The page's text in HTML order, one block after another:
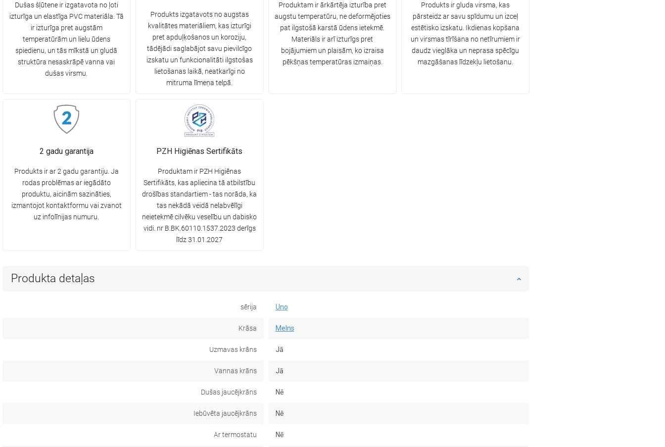
Dušas šļūtene ir izgatavota no ļoti
izturīga un elastīga PVC materiāla. Tā
ir izturīga pret augstām
temperatūrām un lielu ūdens
spiedienu, un tās mīkstā un gludā
struktūra nesaskrāpē vanna vai
dušas virsmu.
Produkts izgatavots no augstas
kvalitātes materiāliem, kas izturīgi
pret apduļķošanos un koroziju,
tādējādi saglabājot savu pievilcīgo
izskatu un funkcionalitāti ilgstošas
lietošanas laikā, neatkarīgi no
mitruma līmeņa telpā.
Produktam ir ārkārtēja izturība pret
augstu temperatūru, ne deformējoties
pat ilgstošā karstā ūdens ietekmē.
Materiāls ir arī izturīgs pret
bojājumiem un plaisām, ko izraisa
pēkšņas temperatūras izmaiņas.
Produkts ir gluda virsma, kas
pārsteidz ar savu spīdumu un izceļ
estētisko izskatu. Ikdienas kopšana
un virsmas tīrīšana no netīrumiem ir
daudz vieglāka un neprasa spēcīgu
mazgāšanas līdzekļu lietošanu.
2 gadu garantija
Produkts ir ar 2 gadu garantiju. Ja
rodas problēmas ar iegādāto
produktu, aicinām sazināties,
izmantojot kontaktformu vai zvanot
uz infolīnijas numuru.
PZH Higiēnas Sertifikāts
Produktam ir PZH Higiēnas
Sertifikāts, kas apliecina tā atbilstību
drošības standartiem - tas norāda, ka
tas nekādā veidā nelabvēlīgi
neietekmē cilvēku veselību un dabisko
vidi. nr B.BK.60110.1537.2023 derīgs
līdz 31.01.2027
Produkta detaļas
sērija Uno
Krāsa Melns
Uzmavas krāns Jā
Vannas krāns Jā
Dušas jaucējkrāns Nē
Iebūvēta jaucējkrāns Nē
Ar termostatu Nē